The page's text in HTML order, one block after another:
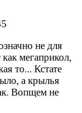
не для
мегаприкол,
то... Кстате
а крылья
Вопщем не